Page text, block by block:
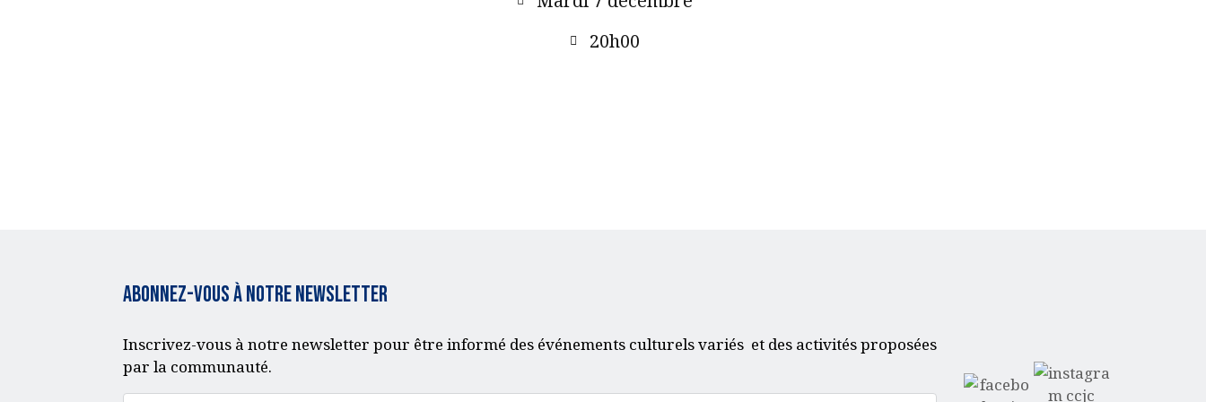
ACQUISITION DU
20h00
Abonnez-vous à notre Newsletter
Inscrivez-vous à notre newsletter pour être informé des événements culturels variés et des activités proposées
par la communauté.